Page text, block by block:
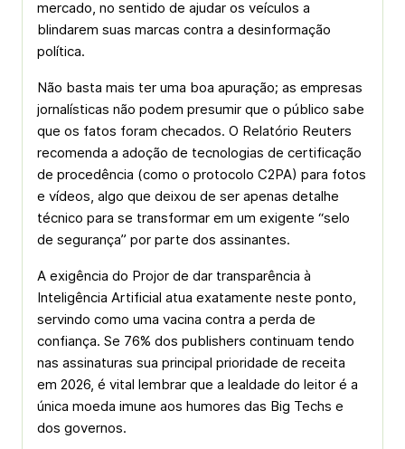
mercado, no sentido de ajudar os veículos a
blindarem suas marcas contra a desinformação
política.
Não basta mais ter uma boa apuração; as empresas
jornalísticas não podem presumir que o público sabe
que os fatos foram checados. O Relatório Reuters
recomenda a adoção de tecnologias de certificação
de procedência (como o protocolo C2PA) para fotos
e vídeos, algo que deixou de ser apenas detalhe
técnico para se transformar em um exigente “selo
de segurança” por parte dos assinantes.
A exigência do Projor de dar transparência à
Inteligência Artificial atua exatamente neste ponto,
servindo como uma vacina contra a perda de
confiança. Se 76% dos publishers continuam tendo
nas assinaturas sua principal prioridade de receita
em 2026, é vital lembrar que a lealdade do leitor é a
única moeda imune aos humores das Big Techs e
dos governos.